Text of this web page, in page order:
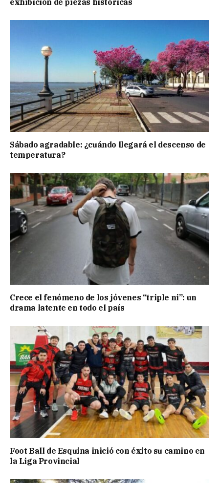
Sábado agradable: ¿cuándo llegará el descenso de
temperatura?
Crece el fenómeno de los jóvenes “triple ni”: un
drama latente en todo el país
Foot Ball de Esquina inició con éxito su camino en
la Liga Provincial